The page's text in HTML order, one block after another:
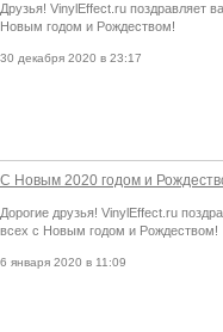
Друзья! VinylEffect.ru поздравляет
Новым годом и Рождеством!
30 декабря 2020 в 23:17
С Новым 2020 годом и
Дорогие друзья! VinylEffect.ru
всех с Новым годом и Рождеством!
6 января 2020 в 11:09